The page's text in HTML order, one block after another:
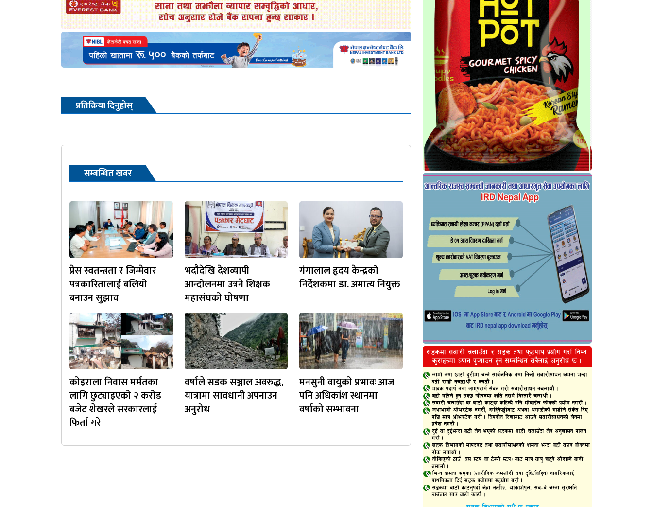
प्रतिक्रिया दिनुहोस्
सम्बन्धित खबर
प्रेस स्वतन्त्रता र जिम्मेवार
पत्रकारितालाई बलियो
बनाउन सुझाव
भदौदेखि देशव्यापी
आन्दोलनमा उत्रने शिक्षक
महासंघको घोषणा
गंगालाल हृदय केन्द्रको
निर्देशकमा डा. अमात्य नियुक्त
कोइराला निवास मर्मतका
लागि छुट्याइएको २ करोड
बजेट शेखरले सरकारलाई
फिर्ता गरे
वर्षाले सडक सञ्जाल अवरुद्ध,
यात्रामा सावधानी अपनाउन
अनुरोध
मनसुनी वायुको प्रभावः आज
पनि अधिकांश स्थानमा
वर्षाको सम्भावना